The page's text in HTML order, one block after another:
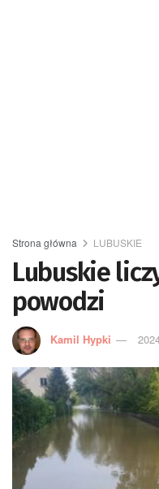
Strona główna LUBUSKIE
Lubuskie
powodzi
Kamil Hypki